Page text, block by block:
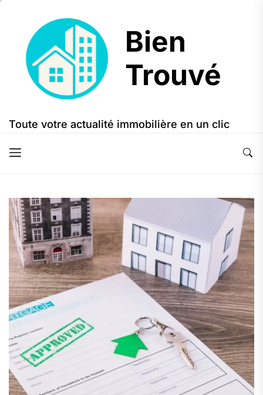
content
Bien
Trouvé
Bien
Trouvé
Toute votre actualité immobilière en un clic